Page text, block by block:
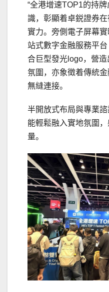
“全港增速TOP1的持
識，彰顯着卓鋭證券
實力。旁側電子屏幕
站式數字金融服務平
合巨型發光logo，營
氛圍，亦象徵着傳統
無縫連接。
半開放式布局與專業
能輕鬆融入實地氛圍
量。